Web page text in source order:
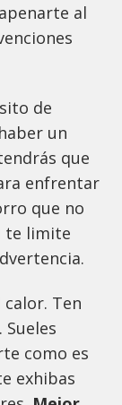
al
de
un
que
enfrentar
que no
te limite
Ten
como es
exhibas